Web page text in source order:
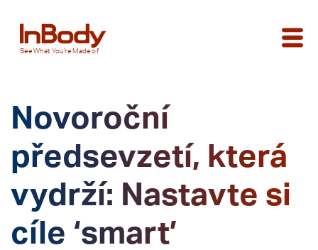
See What You’re Made of
Novoroční
předsevzetí, která
vydrží: Nastavte si
cíle ‘smart’